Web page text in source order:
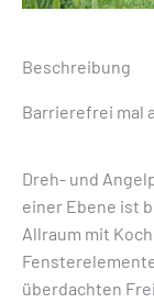
Beschreibung
Barrierefrei mal
Dreh- und
einer Ebene ist
Allraum mit
überdachten